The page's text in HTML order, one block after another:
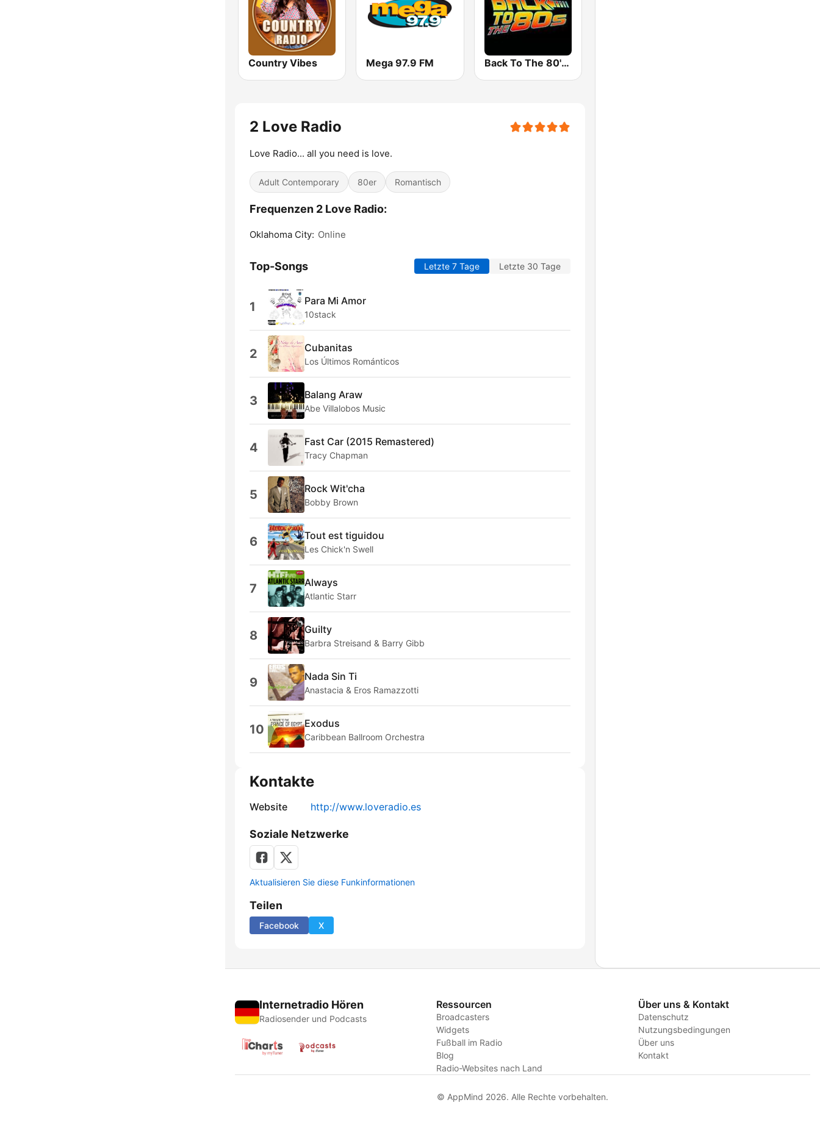
Country Vibes Mega 97.9 FM Back To The 80's Radio
2 Love Radio
Love Radio... all you need is love.
Adult Contemporary 80er Romantisch
Frequenzen 2 Love Radio:
Oklahoma City: Online
Top-Songs Letzte 7 Tage Letzte 30 Tage
1 Para Mi Amor
10stack
2 Cubanitas
Los Últimos Románticos
3 Balang Araw
Abe Villalobos Music
4 Fast Car (2015 Remastered)
Tracy Chapman
5 Rock Wit'cha
Bobby Brown
6 Tout est tiguidou
Les Chick'n Swell
7 Always
Atlantic Starr
8 Guilty
Barbra Streisand & Barry Gibb
9 Nada Sin Ti
Anastacia & Eros Ramazzotti
10 Exodus
Caribbean Ballroom Orchestra
Kontakte
Website http://www.loveradio.es
Soziale Netzwerke
Aktualisieren Sie diese Funkinformationen
Teilen
Facebook X
Internetradio Hören
Radiosender und Podcasts
Ressourcen
Broadcasters
Widgets
Fußball im Radio
Blog
Radio-Websites nach Land
Über uns & Kontakt
Datenschutz
Nutzungsbedingungen
Über uns
Kontakt
© AppMind 2026. Alle Rechte vorbehalten.